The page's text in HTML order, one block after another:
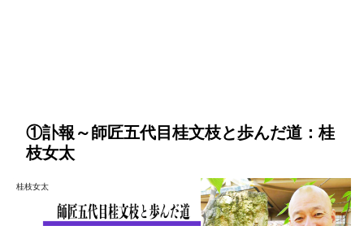
①訃報～師匠五代目桂文枝と歩んだ道：桂
枝女太
桂枝女太